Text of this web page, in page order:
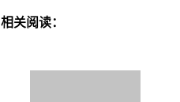
相关阅读：